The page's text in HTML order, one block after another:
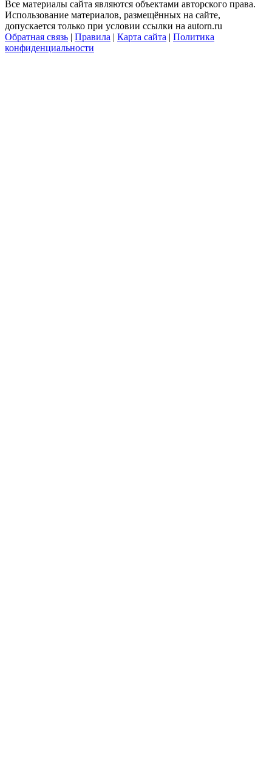
Все материалы сайта являются объектами авторского права.
Использование материалов, размещённых на сайте,
допускается только при условии ссылки на autorn.ru
Обратная связь | Правила | Карта сайта | Политика
конфиденциальности